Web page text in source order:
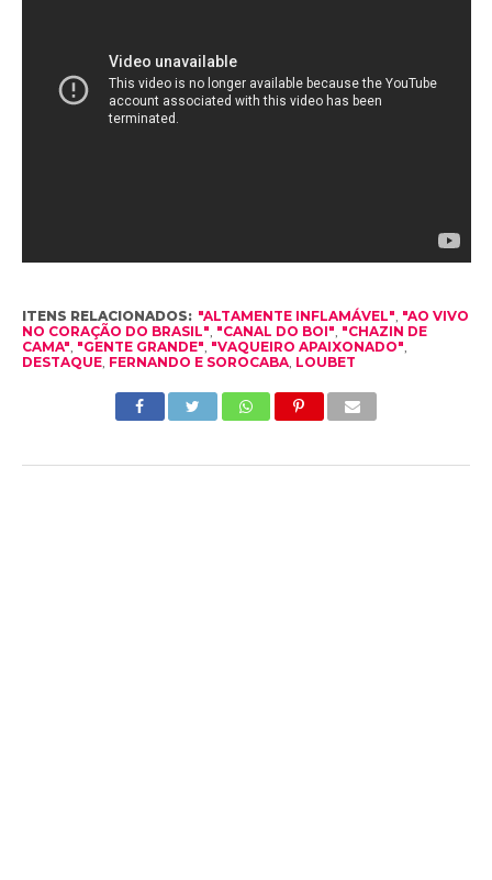
ITENS RELACIONADOS: "ALTAMENTE INFLAMÁVEL" "AO VIVO
NO CORAÇÃO DO BRASIL" "CANAL DO BOI" "CHAZIN DE
CAMA" "GENTE GRANDE" "VAQUEIRO APAIXONADO"
DESTAQUE, FERNANDO E SOROCABA, LOUBET